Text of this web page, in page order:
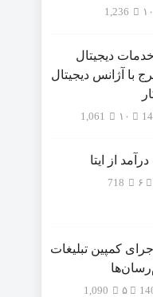
1,236
دیجیتال
با آژانس دیجیتال
1,061
از ایتا
718
کمپین تبلیغات
1,090